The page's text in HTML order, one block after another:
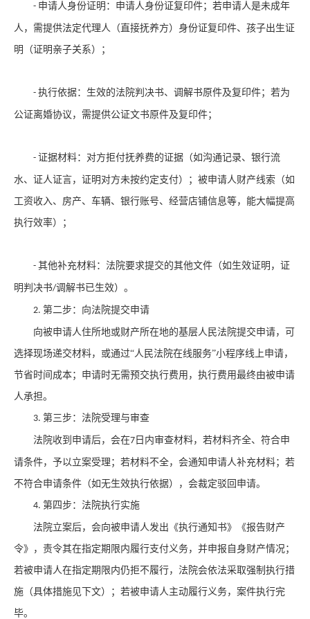
- 申请人身份证明：申请人身份证复印件；若申请人是未成年
人，需提供法定代理人（直接抚养方）身份证复印件、孩子出生证
明（证明亲子关系）；
- 执行依据：生效的法院判决书、调解书原件及复印件；若为
公证离婚协议，需提供公证文书原件及复印件；
- 证据材料：对方拒付抚养费的证据（如沟通记录、银行流
水、证人证言，证明对方未按约定支付）；被申请人财产线索（如
工资收入、房产、车辆、银行账号、经营店铺信息等，能大幅提高
执行效率）；
- 其他补充材料：法院要求提交的其他文件（如生效证明，证
明判决书/调解书已生效）。
2. 第二步：向法院提交申请
向被申请人住所地或财产所在地的基层人民法院提交申请，可
选择现场递交材料，或通过“人民法院在线服务”小程序线上申请，
节省时间成本；申请时无需预交执行费用，执行费用最终由被申请
人承担。
3. 第三步：法院受理与审查
法院收到申请后，会在7 日内审查材料，若材料齐全、符合申
请条件，予以立案受理；若材料不全，会通知申请人补充材料；若
不符合申请条件（如无生效执行依据），会裁定驳回申请。
4. 第四步：法院执行实施
法院立案后，会向被申请人发出《执行通知书》《报告财产
令》，责令其在指定期限内履行支付义务，并申报自身财产情况；
若被申请人在指定期限内仍拒不履行，法院会依法采取强制执行措
施（具体措施见下文）；若被申请人主动履行义务，案件执行完
毕。